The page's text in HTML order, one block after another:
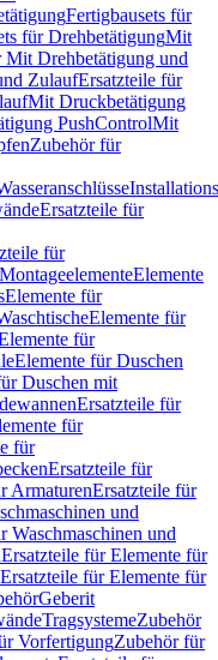
Fertigbausets für
für DrehbetätigungMit
Mit Drehbetätigung und
ZulaufErsatzteile für
Mit Druckbetätigung
PushControlMit
Zubehör für
Ersatzteile für
für
Elemente
Elemente für
Elemente für
für
Elemente für Duschen
Duschen mit
Ersatzteile für
für
für
Ersatzteile für
ArmaturenErsatzteile für
und
Waschmaschinen und
Ersatzteile für Elemente für
Ersatzteile für Elemente für
Geberit
TragsystemeZubehör
VorfertigungZubehör für